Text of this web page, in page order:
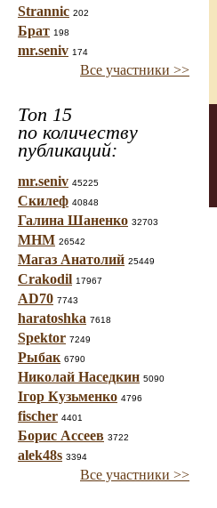
Strannic 202
Брат 198
mr.seniv 174
Все участники >>
Топ 15
по количеству
публикаций:
mr.seniv 45225
Скилеф 40848
Галина Шаненко 32703
МНМ 26542
Магаз Анатолий 25449
Crakodil 17967
AD70 7743
haratoshka 7618
Spektor 7249
Рыбак 6790
Николай Наседкин 5090
Ігор Кузьменко 4796
fischer 4401
Борис Ассеев 3722
alek48s 3394
Все участники >>